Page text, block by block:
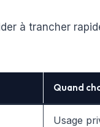
à trancher
Quand
Usage